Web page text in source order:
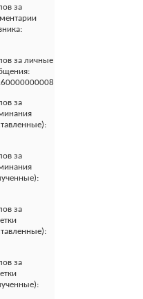
за
за личные
за
за
за
за